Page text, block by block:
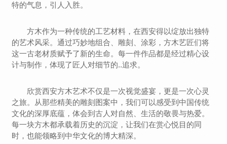
特的气息，引人入胜。
方木作为一种传统的工艺材料，在西安得以绽放出独特
的艺术风采。通过巧妙地组合、雕刻、涂彩，方木艺匠们将
这一古老材质赋予了新的生命。每一件作品都是经过精心设
计与制作，体现了匠人对细节的..追求。
欣赏西安方木艺术不仅是一次视觉盛宴，更是一次心灵
之旅。从那些精美的雕刻图案中，我们可以感受到中国传统
文化的深厚底蕴，体会到古人对自然、生活的敬畏与热爱。
每一块方木都承载着历史的沉淀，让我们在赏心悦目的同
时，也能领略到中华文化的博大精深。